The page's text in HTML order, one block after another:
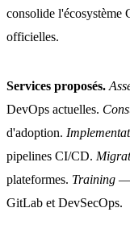
consolide l'écosystème
officielles.
Services proposés.
DevOps actuelles.
d'adoption.
pipelines CI/CD.
plateformes. Training —
GitLab et DevSecOps.